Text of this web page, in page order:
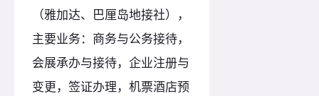
（雅加达、巴厘岛地接社），
主要业务：商务与公务接待，
会展承办与接待，企业注册与
变更，签证办理，机票酒店预